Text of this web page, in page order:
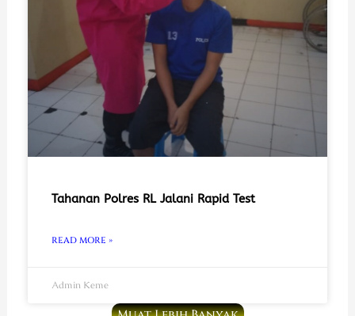
Tahanan Polres RL Jalani Rapid Test
READ MORE »
Admin Keme